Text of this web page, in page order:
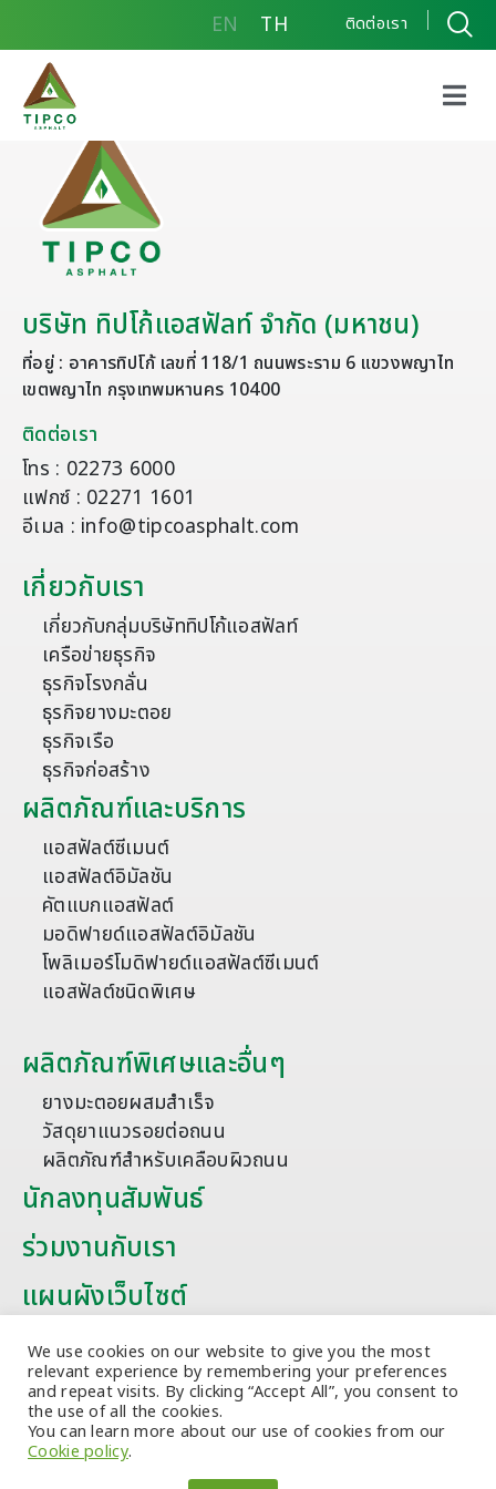
EN TH ติดต่อเรา
บริษัท ทิปโก้แอสฟัลท์ จำกัด (มหาชน)
ที่อยู่ : อาคารทิปโก้ เลขที่ 118/1 ถนนพระราม 6 แขวงพญาไท
เขตพญาไท กรุงเทพมหานคร 10400
ติดต่อเรา
โทร : 02273 6000
แฟกซ์ : 02271 1601
อีเมล : info@tipcoasphalt.com
เกี่ยวกับเรา
เกี่ยวกับกลุ่มบริษัททิปโก้แอสฟัลท์
เครือข่ายธุรกิจ
ธุรกิจโรงกลั่น
ธุรกิจยางมะตอย
ธุรกิจเรือ
ธุรกิจก่อสร้าง
ผลิตภัณฑ์และบริการ
แอสฟัลต์ซีเมนต์
แอสฟัลต์อิมัลชัน
คัตแบกแอสฟัลต์
มอดิฟายด์แอสฟัลต์อิมัลชัน
โพลิเมอร์โมดิฟายด์แอสฟัลต์ซีเมนต์
แอสฟัลต์ชนิดพิเศษ
ผลิตภัณฑ์พิเศษและอื่นๆ
ยางมะตอยผสมสำเร็จ
วัสดุยาแนวรอยต่อถนน
ผลิตภัณฑ์สำหรับเคลือบผิวถนน
นักลงทุนสัมพันธ์
ร่วมงานกับเรา
แผนผังเว็บไซต์
บทความ
We use cookies on our website to give you the most
relevant experience by remembering your preferences
and repeat visits. By clicking “Accept All”, you consent to
the use of all the cookies.
You can learn more about our use of cookies from our
Cookie policy.